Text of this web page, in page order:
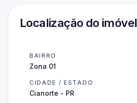
Localização do imóvel
BAIRRO
Zona 01
CIDADE / ESTADO
Cianorte - PR